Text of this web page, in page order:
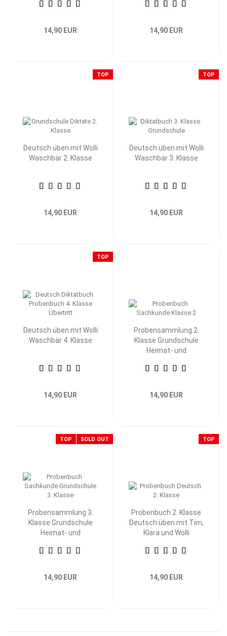
14,90 EUR 14,90 EUR
TOP
Deutsch üben mit Wolli
Waschbär 2. Klasse
14,90 EUR
TOP
Deutsch üben mit Wolli
Waschbär 3. Klasse
14,90 EUR
TOP
Deutsch üben mit Wolli
Waschbär 4. Klasse
14,90 EUR
Probensammlung 2.
Klasse Grundschule
Heimat- und
14,90 EUR
TOP SOLD OUT
Probensammlung 3.
Klasse Grundschule
Heimat- und
14,90 EUR
TOP
Probenbuch 2. Klasse
Deutsch üben mit Tim,
Klara und Wolli
14,90 EUR